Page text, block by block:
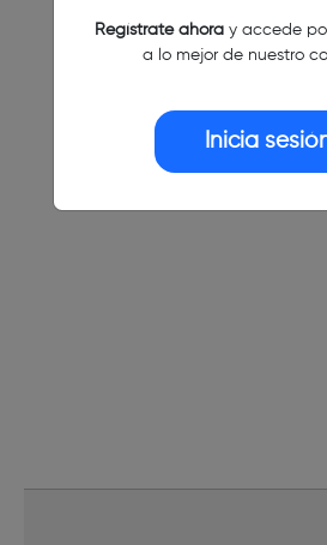
Regístrate ahoray accede
a lo mejor de nuestro
Inicia